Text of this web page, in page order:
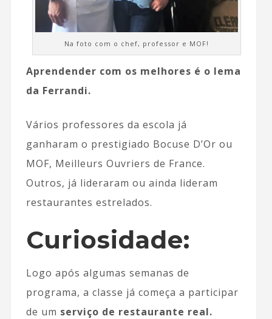
Na foto com o chef, professor e MOF!
Aprendender com os melhores é o lema
da Ferrandi.
Vários professores da escola já
ganharam o prestigiado Bocuse D’Or ou
MOF, Meilleurs Ouvriers de France.
Outros, já lideraram ou ainda lideram
restaurantes estrelados.
Curiosidade:
Logo após algumas semanas de
programa, a classe já começa a participar
de um serviço de restaurante real.